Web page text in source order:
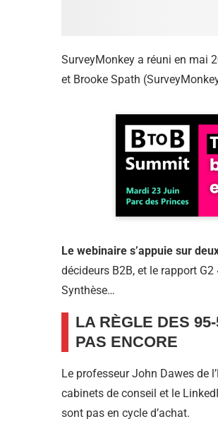
SurveyMonkey a réuni en mai
et Brooke Spath
Le webinaire s’appuie sur
décideurs B2B, et le rapport G2
Synthèse…
LA RÈGLE DES
PAS ENCORE
Le professeur John Dawes de
cabinets de conseil et le
sont pas en cycle d’achat.